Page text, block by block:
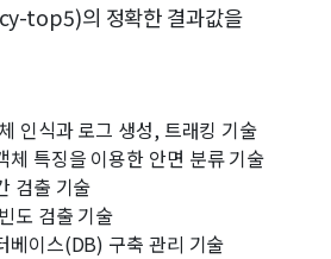
top5)의 정확한 결과값을
인식과 로그 생성, 트래킹 기술
체 특징을 이용한 안면 분류 기술
검출 기술
도 검출 기술
베이스(DB) 구축 관리 기술